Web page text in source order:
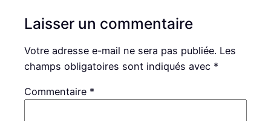
Laisser un commentaire
Votre adresse e-mail ne sera pas publiée. Les
champs obligatoires sont indiqués avec *
Commentaire *